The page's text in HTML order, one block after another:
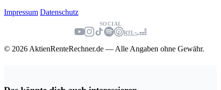
Impressum Datenschutz
SOCIAL
RTL+
© 2026 AktienRenteRechner.de — Alle Angaben ohne Gewähr.